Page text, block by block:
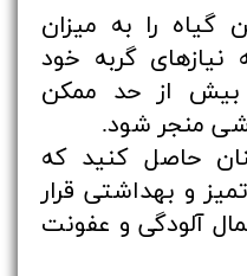
گیاه را به میزان
گربه خود
از حد ممکن
منجر شود.
حاصل کنید که
و بهداشتی قرار
آلودگی و عفونت